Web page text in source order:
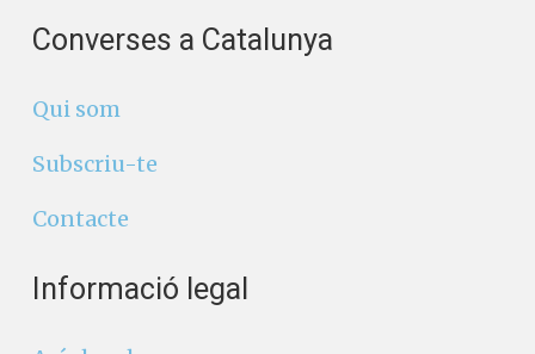
Converses a Catalunya
Qui som
Subscriu-te
Contacte
Informació legal